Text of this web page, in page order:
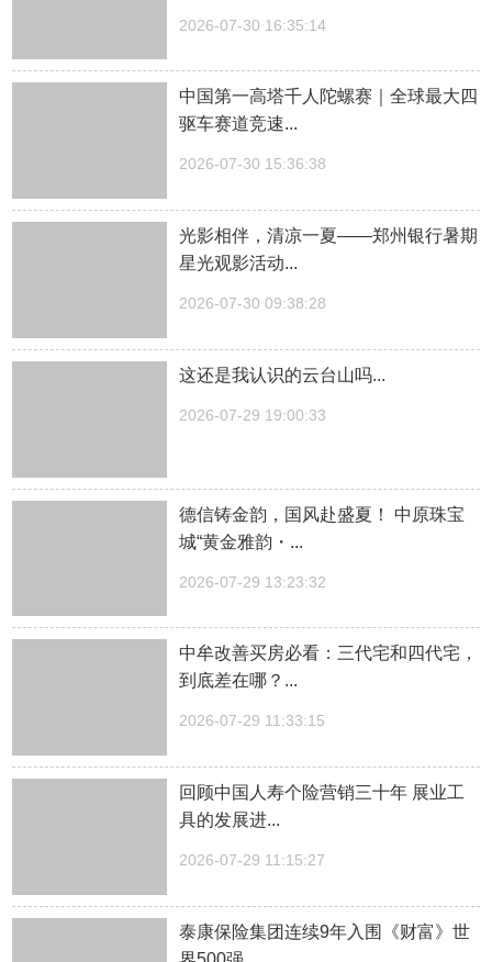
2026-07-30 16:35:14
中国第一高塔千人陀螺赛｜全球最大四
驱车赛道竞速...
2026-07-30 15:36:38
光影相伴，清凉一夏——郑州银行暑期
星光观影活动...
2026-07-30 09:38:28
这还是我认识的云台山吗...
2026-07-29 19:00:33
德信铸金韵，国风赴盛夏！ 中原珠宝
城“黄金雅韵・...
2026-07-29 13:23:32
中牟改善买房必看：三代宅和四代宅，
到底差在哪？...
2026-07-29 11:33:15
回顾中国人寿个险营销三十年 展业工
具的发展进...
2026-07-29 11:15:27
泰康保险集团连续9年入围《财富》世